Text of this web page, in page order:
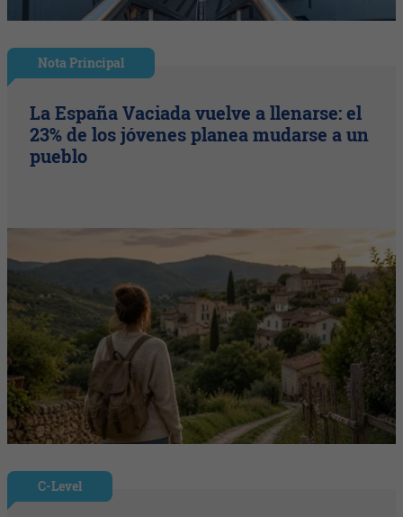
Nota Principal
La España Vaciada vuelve a llenarse: el
23% de los jóvenes planea mudarse a un
pueblo
C-Level